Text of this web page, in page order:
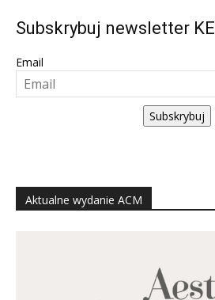
Subskrybuj newsletter KE
Email
Subskrybuj
Aktualne wydanie ACM